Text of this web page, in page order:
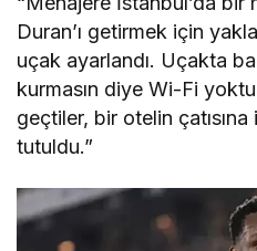
Duran’ı getirmek için
uçak ayarlandı. Uçakta
kurmasın diye Wi-Fi
geçtiler, bir otelin
tutuldu.”